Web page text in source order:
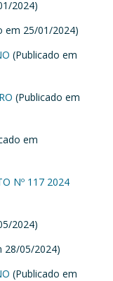
2024)
em 25/01/2024)
(Publicado em
(Publicado em
em
Nº 117 2024
2024)
28/05/2024)
(Publicado em